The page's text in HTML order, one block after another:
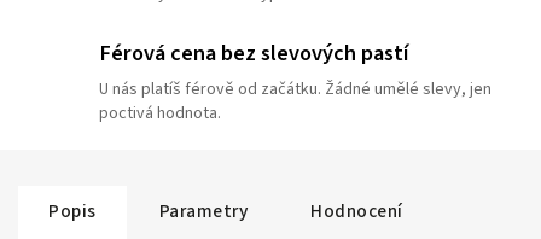
Férová cena bez slevových pastí
U nás platíš férově od začátku. Žádné umělé slevy, jen
poctivá hodnota.
Popis Parametry
Hodnocení